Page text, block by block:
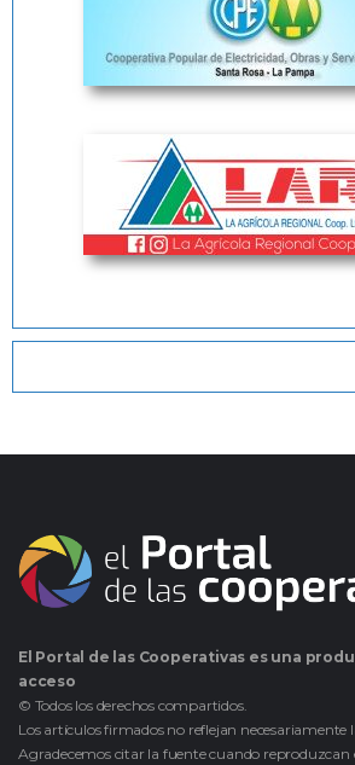
El Portal de las Cooperativas es una
acceso
© Todos los derechos compartidos.
Los artículos firmados no reflejan necesariamente
Agradecemos citar la fuente cuando reproduzcan